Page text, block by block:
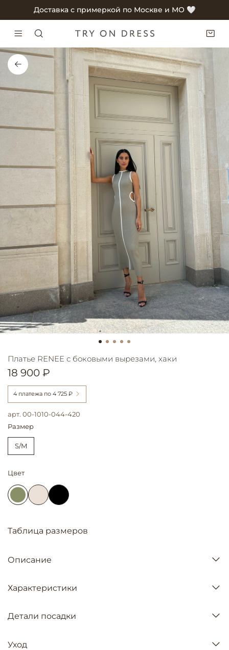
Доставка с примеркой по Москве и МО 🤍
арт. 00-1010-044-420
Платье RENEE с боковыми вырезами, хаки
18 900 ₽
4 платежа по 4 725 ₽
Размер
S/M
Цвет
Таблица размеров
Описание
Характеристики
Детали посадки
Уход